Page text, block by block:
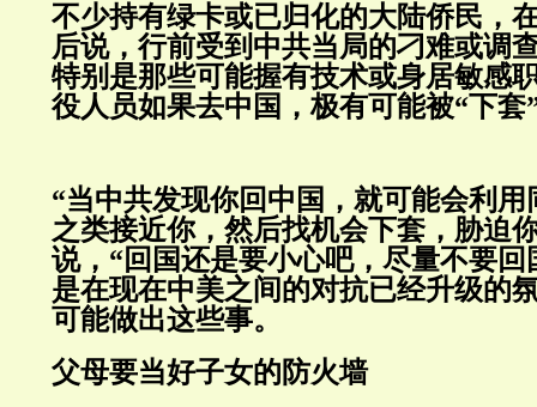
不少持有绿卡或已归化的大陆侨民，
后说，行前受到中共当局的刁难或调
特别是那些可能握有技术或身居敏感
役人员如果去中国，极有可能被“下套
“当中共发现你回中国，就可能会利
之类接近你，然后找机会下套，胁迫
说，“回国还是要小心吧，尽量不要回
是在现在中美之间的对抗已经升级的
可能做出这些事。
父母要当好子女的防火墙